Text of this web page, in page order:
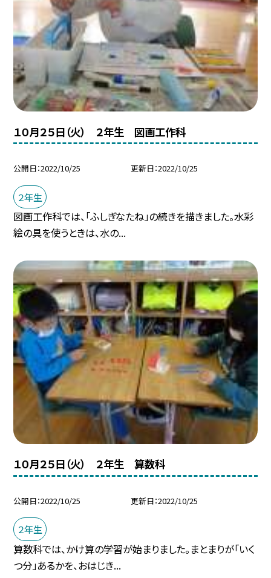
１０月２５日（火） ２年生 図画工作科
公開日 2022/10/25 更新日 2022/10/25
２年生
図画工作科では、「ふしぎなたね」の続きを描きました。水彩
絵の具を使うときは、水の...
１０月２５日（火） ２年生 算数科
公開日 2022/10/25 更新日 2022/10/25
２年生
算数科では、かけ算の学習が始まりました。まとまりが「いく
つ分」あるかを、おはじき...